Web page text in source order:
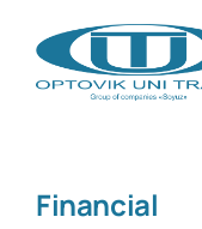
Перейти
Контенту
Financial